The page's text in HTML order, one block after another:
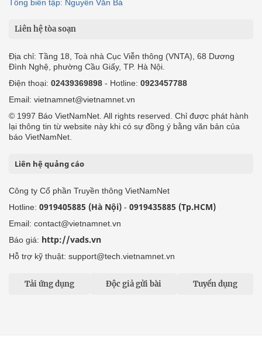
Tổng biên tập: Nguyễn Văn Bá
Liên hệ tòa soạn
Địa chỉ: Tầng 18, Toà nhà Cục Viễn thông (VNTA), 68 Dương
Đình Nghệ, phường Cầu Giấy, TP. Hà Nội.
Điện thoại: 02439369898 - Hotline: 0923457788
Email: vietnamnet@vietnamnet.vn
© 1997 Báo VietNamNet. All rights reserved. Chỉ được phát hành
lại thông tin từ website này khi có sự đồng ý bằng văn bản của
báo VietNamNet.
Liên hệ quảng cáo
Công ty Cổ phần Truyền thông VietNamNet
Hotline: 0919405885 (Hà Nội) - 0919435885 (Tp.HCM)
Email: contact@vietnamnet.vn
Báo giá: http://vads.vn
Hỗ trợ kỹ thuật: support@tech.vietnamnet.vn
Tải ứng dụng Độc giả gửi bài Tuyển dụng